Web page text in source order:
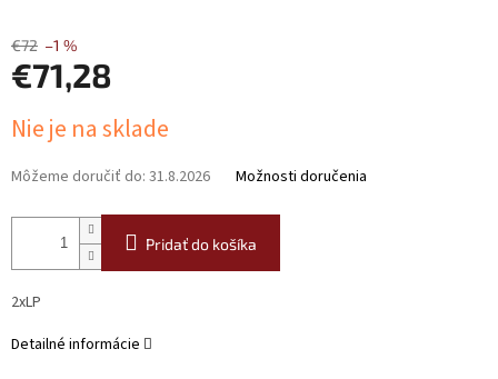
€72 –1 %
€71,28
cena:
Nie je na sklade
Môžeme doručiť do: 31.8.2026 Možnosti doručenia
Pridať do košíka
2xLP
Detailné informácie